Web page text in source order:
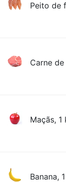
Peito de
Carne
Maçãs, 1
Banana,